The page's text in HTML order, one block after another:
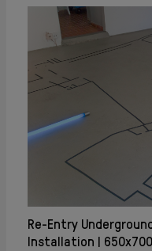
Re-Entry
Installation